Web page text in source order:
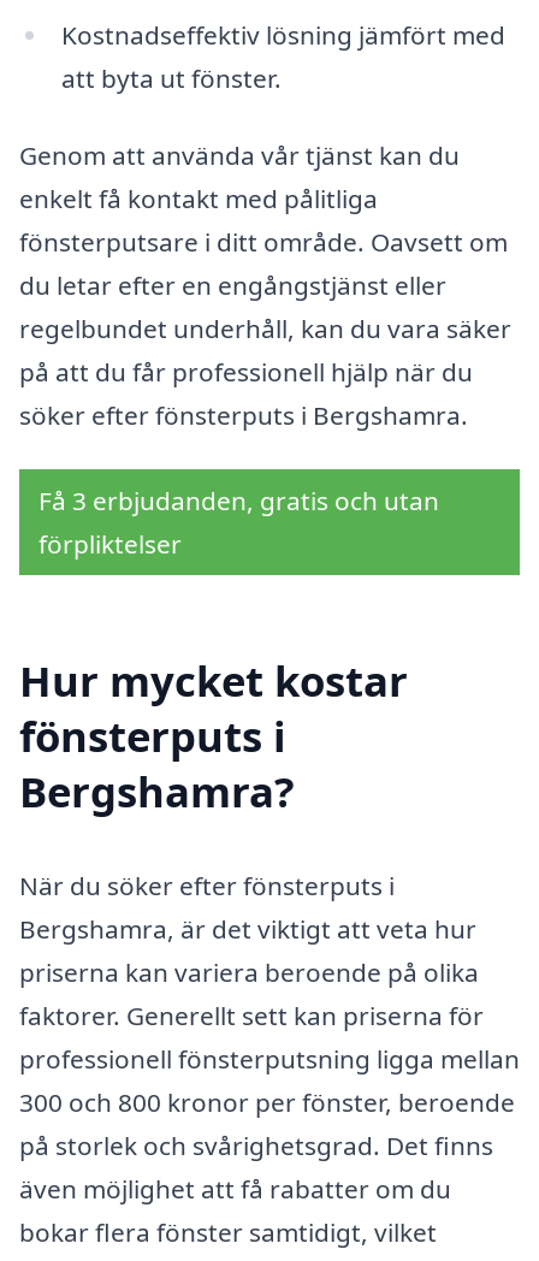
Kostnadseffektiv lösning jämfört med
att byta ut fönster.
Genom att använda vår tjänst kan du
enkelt få kontakt med pålitliga
fönsterputsare i ditt område. Oavsett om
du letar efter en engångstjänst eller
regelbundet underhåll, kan du vara säker
på att du får professionell hjälp när du
söker efter fönsterputs i Bergshamra.
Få 3 erbjudanden, gratis och utan
förpliktelser
Hur mycket kostar
fönsterputs i
Bergshamra?
När du söker efter fönsterputs i
Bergshamra, är det viktigt att veta hur
priserna kan variera beroende på olika
faktorer. Generellt sett kan priserna för
professionell fönsterputsning ligga mellan
300 och 800 kronor per fönster, beroende
på storlek och svårighetsgrad. Det finns
även möjlighet att få rabatter om du
bokar flera fönster samtidigt, vilket